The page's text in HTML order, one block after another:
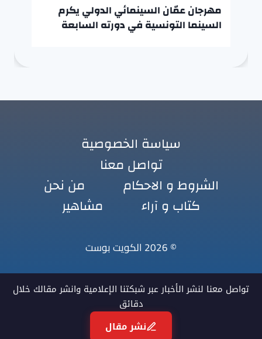
مهرجان عمّان السينمائي الدولي يكرم
السينما التونسية في دورته السابعة
سياسة الخصوصية
تواصل معنا
الشروط و الاحكام
من نحن
كتاب و آراء
مشاهير
© 2026 الكويت بوست
تواصل معنا لنشر الأخبار عبر شبكتنا الإعلامية وانشر مقالك خلال
دقائق
نشر مقال